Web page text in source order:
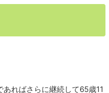
ればさらに継続して65歳11